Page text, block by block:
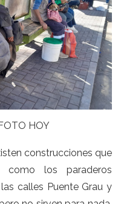
HOY
construcciones que
como los paraderos
calles Puente Grau y